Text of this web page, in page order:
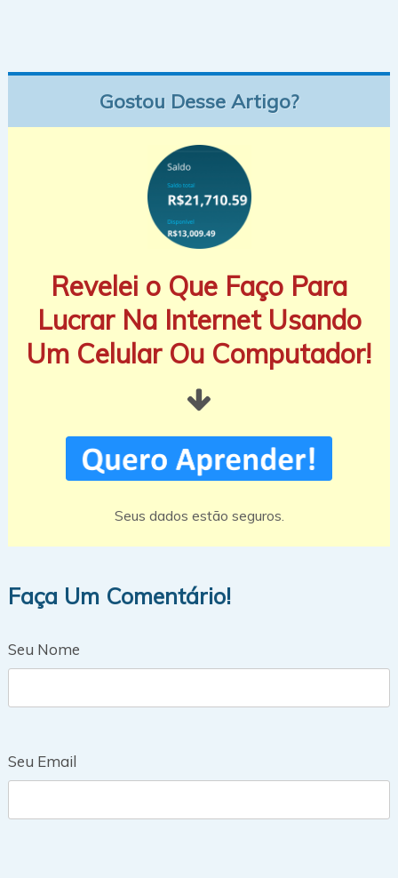
Gostou Desse Artigo?
Revelei o Que Faço Para
Lucrar Na Internet Usando
Um Celular Ou Computador!
Seus dados estão seguros.
Faça Um Comentário!
Seu Nome
Seu Email